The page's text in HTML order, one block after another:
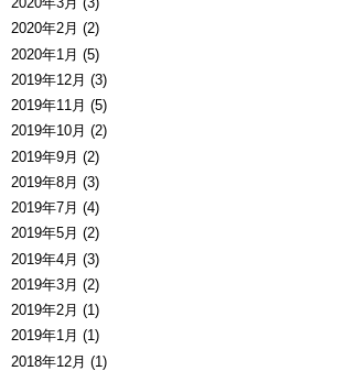
2020年2月 (2)
2020年1月 (5)
2019年12月 (3)
2019年11月 (5)
2019年10月 (2)
2019年9月 (2)
2019年8月 (3)
2019年7月 (4)
2019年5月 (2)
2019年4月 (3)
2019年3月 (2)
2019年2月 (1)
2019年1月 (1)
2018年12月 (1)